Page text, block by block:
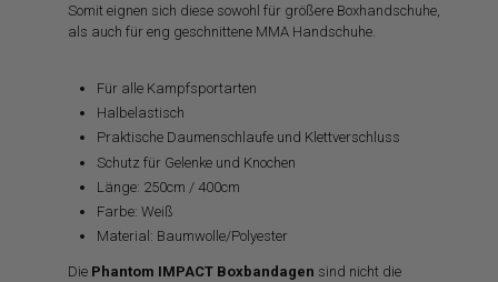
Somit eignen sich diese sowohl für größere Boxhandschuhe,
als auch für eng geschnittene MMA Handschuhe.
Für alle Kampfsportarten
Halbelastisch
Praktische Daumenschlaufe und Klettverschluss
Schutz für Gelenke und Knochen
Länge: 250cm / 400cm
Farbe: Weiß
Material: Baumwolle/Polyester
Die Phantom IMPACT Boxbandagen sind nicht die